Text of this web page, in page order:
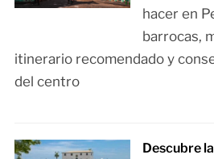
hacer en
barrocas,
itinerario recomendado y
del centro
Descubre